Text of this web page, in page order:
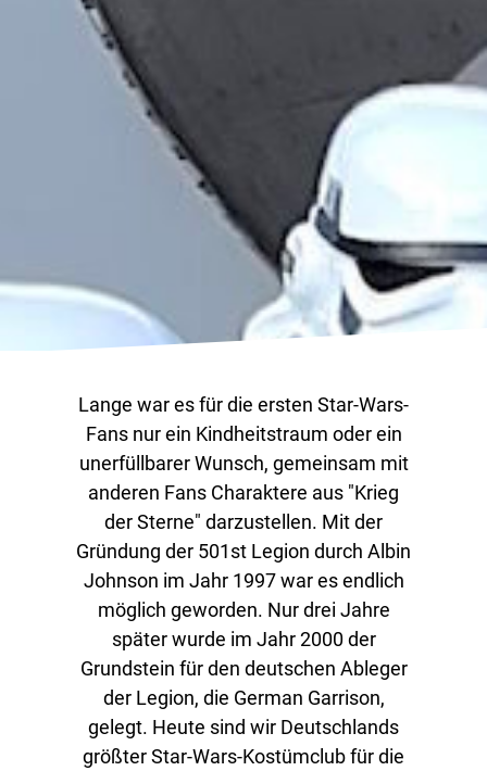
Lange war es für die ersten Star-Wars-
Fans nur ein Kindheitstraum oder ein
unerfüllbarer Wunsch, gemeinsam mit
anderen Fans Charaktere aus "Krieg
der Sterne" darzustellen. Mit der
Gründung der 501st Legion durch Albin
Johnson im Jahr 1997 war es endlich
möglich geworden. Nur drei Jahre
später wurde im Jahr 2000 der
Grundstein für den deutschen Ableger
der Legion, die German Garrison,
gelegt. Heute sind wir Deutschlands
größter Star-Wars-Kostümclub für die